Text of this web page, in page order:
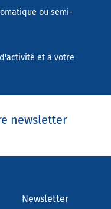
ou semi-
et à votre
newsletter
Newsletter